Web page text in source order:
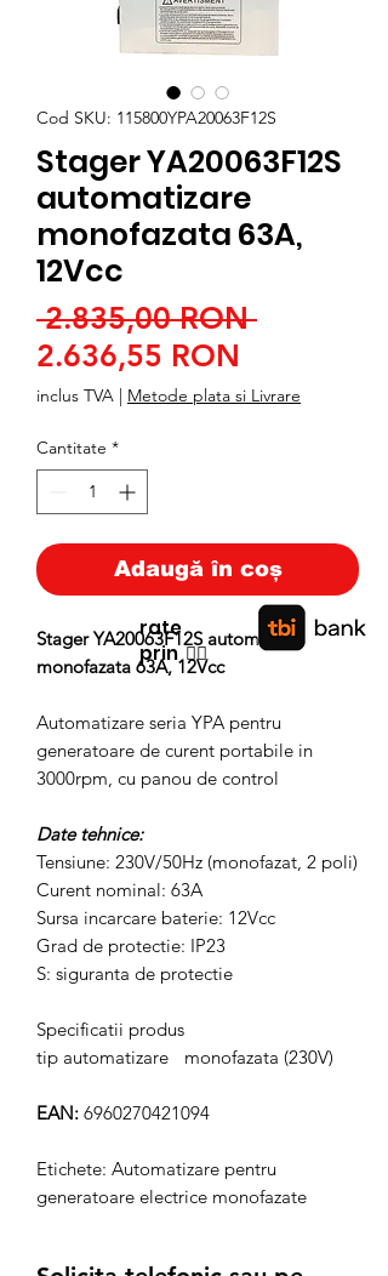
Cod SKU: 115800YPA20063F12S
Stager YA20063F12S
automatizare
monofazata 63A,
12Vcc
2.835,00 RON Preț
2.636,55 RON
redus
inclus TVA | Metode plata si Livrare
Cantitate *
Adaugă în coș
Stager YA20063F12S automatizare
monofazata 63A, 12Vcc
Automatizare seria YPA pentru
generatoare de curent portabile in
3000rpm, cu panou de control
Date tehnice:
Tensiune: 230V/50Hz (monofazat, 2 poli)
Curent nominal: 63A
Sursa incarcare baterie: 12Vcc
Grad de protectie: IP23
S: siguranta de protectie
Specificatii produs
tip automatizare
monofazata (230V)
EAN: 6960270421094
Etichete: Automatizare pentru
generatoare electrice monofazate
rate
prin👉🏿